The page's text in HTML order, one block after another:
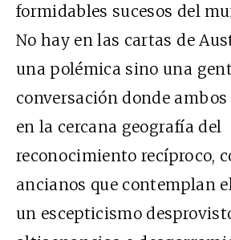
formidables sucesos del
No hay en las cartas de
una polémica sino una
conversación donde ambos
en la cercana geografía del
reconocimiento recíproco,
ancianos que contemplan
un escepticismo